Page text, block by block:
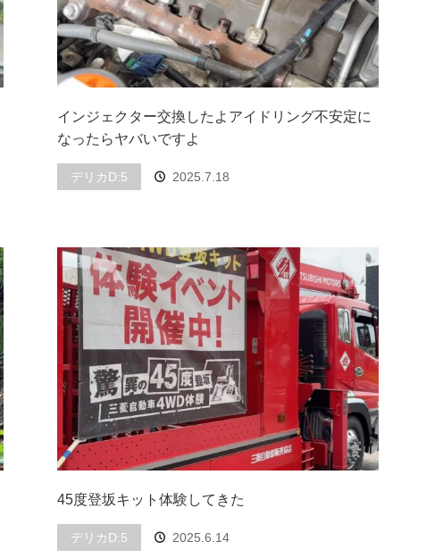
インジェクター交換したよアイドリング不安定に
なったらヤバいですよ
デリカD:5 2025.7.18
45度登坂キット体験してきた
デリカD:5 2025.6.14